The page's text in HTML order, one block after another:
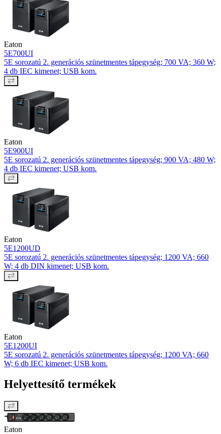
Eaton
5E700UI
5E sorozatú 2. generációs szünetmentes tápegység; 700 VA; 360 W;
4 db IEC kimenet; USB kom.
Eaton
5E900UI
5E sorozatú 2. generációs szünetmentes tápegység; 900 VA; 480 W;
4 db IEC kimenet; USB kom.
Eaton
5E1200UD
5E sorozatú 2. generációs szünetmentes tápegység; 1200 VA; 660
W; 4 db DIN kimenet; USB kom.
Eaton
5E1200UI
5E sorozatú 2. generációs szünetmentes tápegység; 1200 VA; 660
W; 6 db IEC kimenet; USB kom.
Helyettesítő termékek
Eaton